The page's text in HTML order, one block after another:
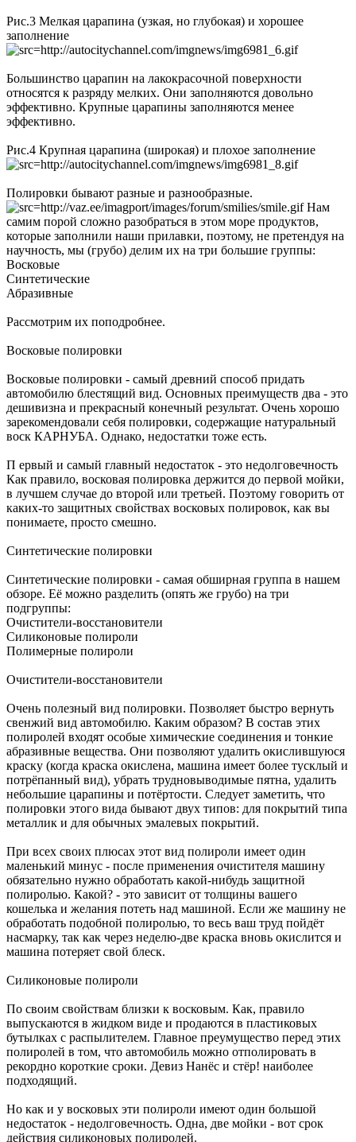
Рис.3 Мелкая царапина (узкая, но глубокая) и хорошее
заполнение
Большинство царапин на лакокрасочной поверхности
относятся к разряду мелких. Они заполняются довольно
эффективно. Крупные царапины заполняются менее
эффективно.
Рис.4 Крупная царапина (широкая) и плохое заполнение
Полировки бывают разные и разнообразные.
Нам
самим порой сложно разобраться в этом море продуктов,
которые заполнили наши прилавки, поэтому, не претендуя на
научность, мы (грубо) делим их на три большие группы:
Восковые
Синтетические
Абразивные
Рассмотрим их поподробнее.
Восковые полировки
Восковые полировки - самый древний способ придать
автомобилю блестящий вид. Основных преимуществ два - это
дешивизна и прекрасный конечный результат. Очень хорошо
зарекомендовали себя полировки, содержащие натуральный
воск КАРНУБА. Однако, недостатки тоже есть.
П ервый и самый главный недостаток - это недолговечность
Как правило, восковая полировка держится до первой мойки,
в лучшем случае до второй или третьей. Поэтому говорить от
каких-то защитных свойствах восковых полировок, как вы
понимаете, просто смешно.
Синтетические полировки
Синтетические полировки - самая обширная группа в нашем
обзоре. Её можно разделить (опять же грубо) на три
подгруппы:
Очистители-восстановители
Силиконовые полироли
Полимерные полироли
Очистители-восстановители
Очень полезный вид полировки. Позволяет быстро вернуть
свенжий вид автомобилю. Каким образом? В состав этих
полиролей входят особые химические соединения и тонкие
абразивные вещества. Они позволяют удалить окислившуюся
краску (когда краска окислена, машина имеет более тусклый и
потрёпанный вид), убрать трудновыводимые пятна, удалить
небольшие царапины и потёртости. Следует заметить, что
полировки этого вида бывают двух типов: для покрытий типа
металлик и для обычных эмалевых покрытий.
При всех своих плюсах этот вид полироли имеет один
маленький минус - после применения очистителя машину
обязательно нужно обработать какой-нибудь защитной
полиролью. Какой? - это зависит от толщины вашего
кошелька и желания потеть над машиной. Если же машину не
обработать подобной полиролью, то весь ваш труд пойдёт
насмарку, так как через неделю-две краска вновь окислится и
машина потеряет свой блеск.
Силиконовые полироли
По своим свойствам близки к восковым. Как, правило
выпускаются в жидком виде и продаются в пластиковых
бутылках с распылителем. Главное преумущество перед этих
полиролей в том, что автомобиль можно отполировать в
рекордно короткие сроки. Девиз Нанёс и стёр! наиболее
подходящий.
Но как и у восковых эти полироли имеют один большой
недостаток - недолговечность. Одна, две мойки - вот срок
действия силиконовых полиролей.